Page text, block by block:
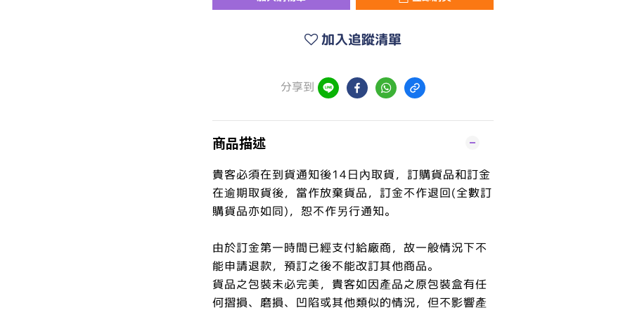
加入追蹤清單
分享到
商品描述
貴客必須在到貨通知後14日內取貨，訂購貨品和訂金
在逾期取貨後，當作放棄貨品，訂金不作退回(全數訂
購貨品亦如同)，恕不作另行通知。
由於訂金第一時間已經支付給廠商，故一般情況下不
能申請退款，預訂之後不能改訂其他商品。
貨品之包裝未必完美，貴客如因產品之原包裝盒有任
何摺損、磨損、凹陷或其他類似的情況，但不影響產